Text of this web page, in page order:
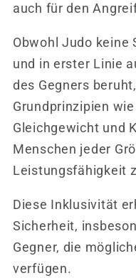
auch für den
Obwohl Judo keine
und in erster Linie
des Gegners
Grundprinzipien
Gleichgewicht und
Menschen jeder
Leistungsfähigkeit
Diese Inklusivität
Sicherheit,
Gegner, die
verfügen.